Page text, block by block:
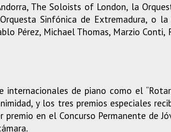
The Soloists of London, la
Sinfónica de Extremadura, o la
Pérez, Michael Thomas, Marzio Conti,
de piano como el
y los tres premios especiales
en el Concurso Permanente de